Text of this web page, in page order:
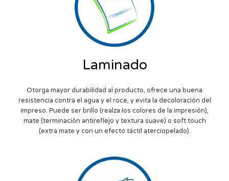
Laminado
Otorga mayor durabilidad al producto, ofrece una buena
resistencia contra el agua y el roce, y evita la decoloración del
impreso. Puede ser brillo (realza los colores de la impresión),
mate (terminación antireflejo y textura suave) o soft touch
(extra mate y con un efecto táctil aterciopelado).